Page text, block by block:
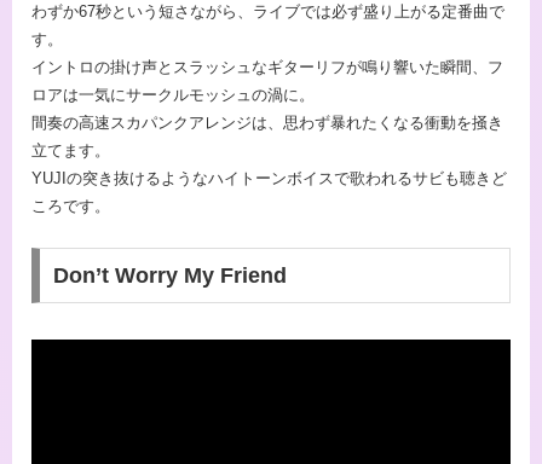
わずか67秒という短さながら、ライブでは必ず盛り上がる定番曲で
す。
イントロの掛け声とスラッシュなギターリフが鳴り響いた瞬間、フ
ロアは一気にサークルモッシュの渦に。
間奏の高速スカパンクアレンジは、思わず暴れたくなる衝動を掻き
立てます。
YUJIの突き抜けるようなハイトーンボイスで歌われるサビも聴きど
ころです。
Don’t Worry My Friend